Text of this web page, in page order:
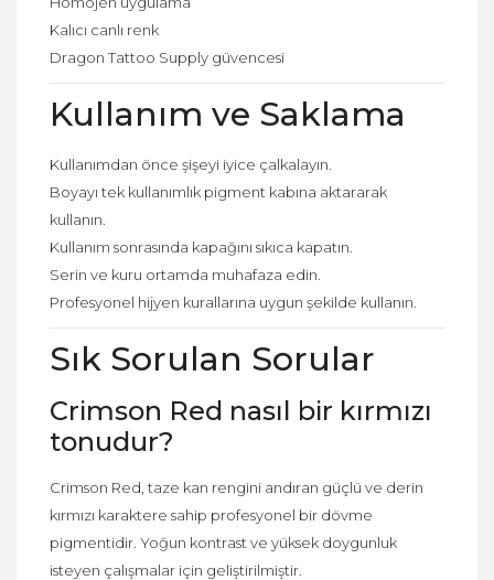
Kalıcı canlı renk
Dragon Tattoo Supply güvencesi
Kullanım ve Saklama
Kullanımdan önce şişeyi iyice çalkalayın.
Boyayı tek kullanımlık pigment kabına aktararak
kullanın.
Kullanım sonrasında kapağını sıkıca kapatın.
Serin ve kuru ortamda muhafaza edin.
Profesyonel hijyen kurallarına uygun şekilde kullanın.
Sık Sorulan Sorular
Crimson Red nasıl bir kırmızı
tonudur?
Crimson Red, taze kan rengini andıran güçlü ve derin
kırmızı karaktere sahip profesyonel bir dövme
pigmentidir. Yoğun kontrast ve yüksek doygunluk
isteyen çalışmalar için geliştirilmiştir.